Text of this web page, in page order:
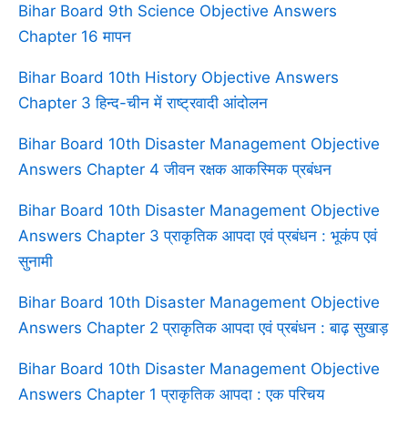
Bihar Board 9th Science Objective Answers
Chapter 16 मापन
Bihar Board 10th History Objective Answers
Chapter 3 हिन्द-चीन में राष्ट्रवादी आंदोलन
Bihar Board 10th Disaster Management Objective
Answers Chapter 4 जीवन रक्षक आकस्मिक प्रबंधन
Bihar Board 10th Disaster Management Objective
Answers Chapter 3 प्राकृतिक आपदा एवं प्रबंधन : भूकंप एवं
सुनामी
Bihar Board 10th Disaster Management Objective
Answers Chapter 2 प्राकृतिक आपदा एवं प्रबंधन : बाढ़ सुखाड़
Bihar Board 10th Disaster Management Objective
Answers Chapter 1 प्राकृतिक आपदा : एक परिचय